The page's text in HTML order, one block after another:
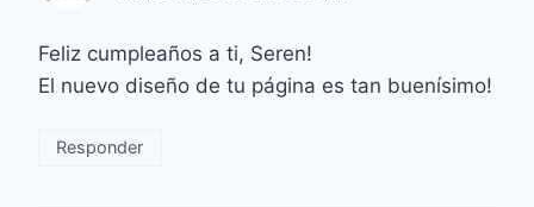
Feliz cumpleaños a ti, Seren!
El nuevo diseño de tu página es tan buenísimo!
Responder